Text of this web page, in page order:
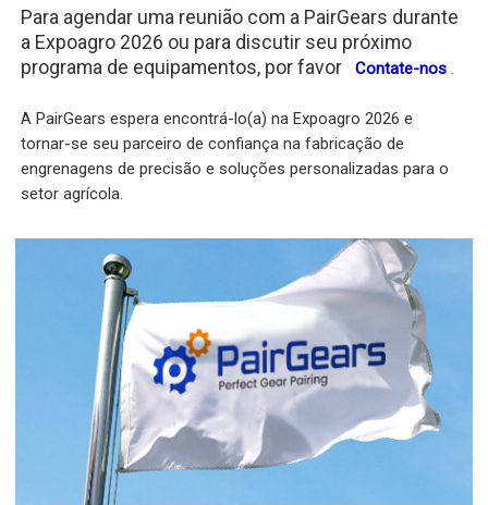
Para agendar uma reunião com a PairGears durante
a Expoagro 2026 ou para discutir seu próximo
programa de equipamentos, por favor
Contate-nos .
A PairGears espera encontrá-lo(a) na Expoagro 2026 e
tornar-se seu parceiro de confiança na fabricação de
engrenagens de precisão e soluções personalizadas para o
setor agrícola.